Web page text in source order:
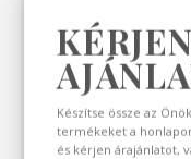
KÉRJEN
Készítse össze az
termékeket a
és kérjen árajánlatot,